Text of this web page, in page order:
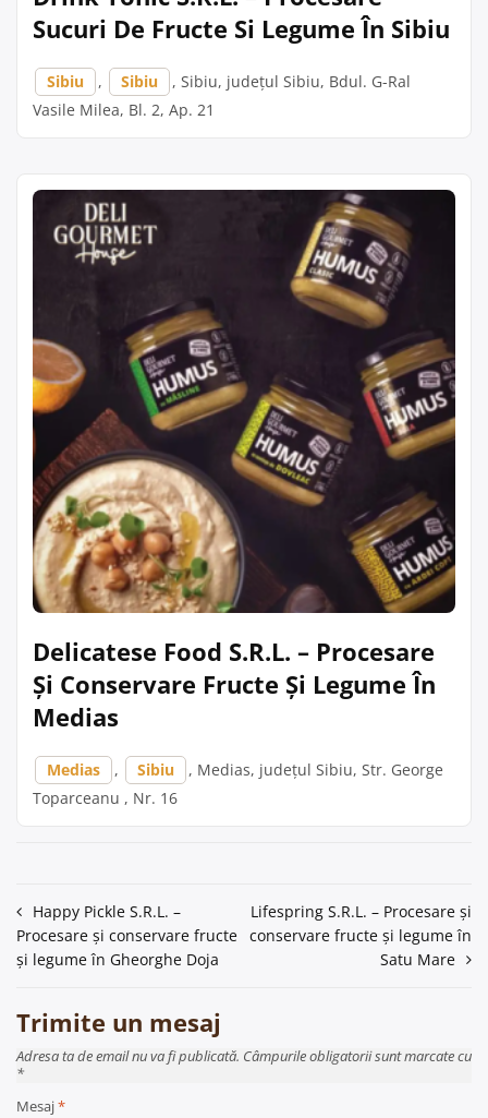
Sucuri De Fructe Si Legume În Sibiu
Sibiu , Sibiu
, Sibiu, județul Sibiu, Bdul. G-Ral
Vasile Milea, Bl. 2, Ap. 21
Delicatese Food S.R.L. – Procesare
Și Conservare Fructe Și Legume În
Medias
Medias , Sibiu
, Medias, județul Sibiu, Str. George
Toparceanu , Nr. 16
Navigare
în
Happy Pickle S.R.L. –
Procesare și conservare fructe
și legume în Gheorghe Doja
Lifespring S.R.L. – Procesare și
conservare fructe și legume în
Satu Mare
Trimite un mesaj
Adresa ta de email nu va fi publicată. Câmpurile obligatorii sunt marcate cu
*
Mesaj*